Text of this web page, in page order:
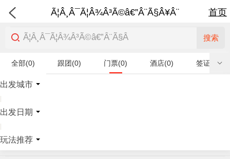
Ã¦Â¸Â¯Ã¦Â¾Â³Ã©â€”Â¨Ã§Â¥Â¨ 首页
搜索
全部(0) 跟团(0) 门票(0) 酒店(0) 签证(0)
特产商品(0)
出发城市
|
出发日期
|
玩法推荐